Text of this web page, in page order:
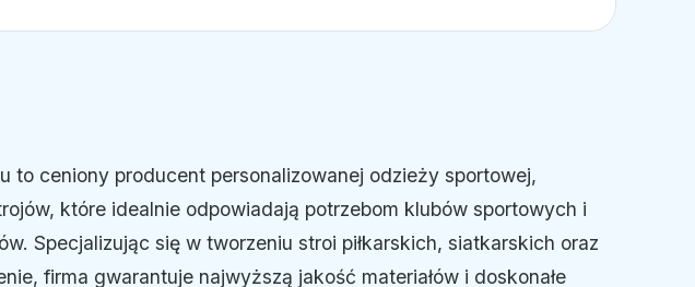
to ceniony producent personalizowanej odzieży sportowej,
które idealnie odpowiadają potrzebom klubów sportowych i
Specjalizując się w tworzeniu stroi piłkarskich, siatkarskich oraz
firma gwarantuje najwyższą jakość materiałów i doskonałe